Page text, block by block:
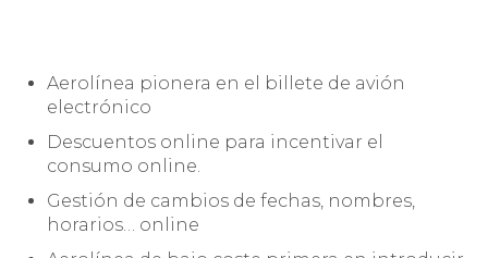
Aerolínea pionera en el billete de avión
electrónico
Descuentos online para incentivar el
consumo online.
Gestión de cambios de fechas, nombres,
horarios… online